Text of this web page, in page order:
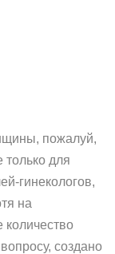
пожалуй,
для
гинекологов,
на
создано